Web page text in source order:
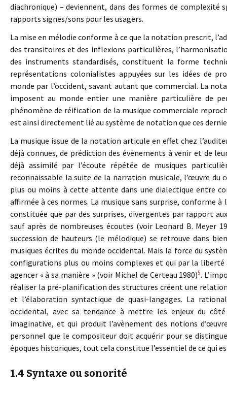
diachronique) – deviennent, dans des formes de
rapports signes/sons pour les usagers.
La mise en mélodie conforme à ce que la notation prescrit,
des transitoires et des inflexions particulières,
des instruments standardisés, constituent la forme
représentations colonialistes appuyées sur les idées de
monde par l’occident, savant autant que commercial. La
imposent au monde entier une manière particulière de
phénomène de réification de la musique commerciale
est ainsi directement lié au système de notation que ces
La musique issue de la notation articule en effet chez
déjà connues, de prédiction des évènements à venir et de
déjà assimilé par l’écoute répétée de musiques
reconnaissable la suite de la narration musicale, l’œuvre
plus ou moins à cette attente dans une dialectique entre
affirmée à ces normes. La musique sans surprise, conforme
constituée que par des surprises, divergentes par rapport
sauf après de nombreuses écoutes (voir Leonard B. Meyer
succession de hauteurs (le mélodique) se retrouve dans
musiques écrites du monde occidental. Mais la force du
configurations plus ou moins complexes et qui par la liberté
agencer « à sa manière » (voir Michel de Certeau 1980)5.
réaliser la pré-planification des structures créent une
et l’élaboration syntactique de quasi-langages. La
occidental, avec sa tendance à mettre les enjeux du
imaginative, et qui produit l’avènement des notions
personnel que le compositeur doit acquérir pour se
époques historiques, tout cela constitue l’essentiel de ce qui
1.4 Syntaxe ou sonorité